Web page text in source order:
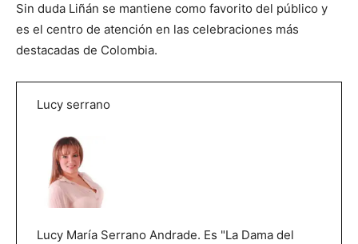
Sin duda Liñán se mantiene como favorito del público y
es el centro de atención en las celebraciones más
destacadas de Colombia.
Lucy serrano
Lucy María Serrano Andrade. Es "La Dama del